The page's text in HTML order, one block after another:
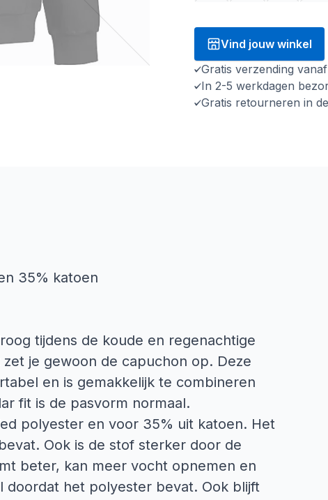
Vind jouw winkel
Gratis verzending
In 2-5 werkdagen
Gratis retourneren in
35% katoen
tijdens de koude en regenachtige
je gewoon de capuchon op. Deze
en is gemakkelijk te combineren
fit is de pasvorm normaal.
polyester en voor 35% uit katoen. Het
Ook is de stof sterker door de
beter, kan meer vocht opnemen en
doordat het polyester bevat. Ook blijft